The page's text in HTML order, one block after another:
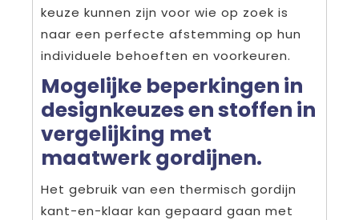
keuze kunnen zijn voor wie op zoek is
naar een perfecte afstemming op hun
individuele behoeften en voorkeuren.
Mogelijke beperkingen in
designkeuzes en stoffen in
vergelijking met
maatwerk gordijnen.
Het gebruik van een thermisch gordijn
kant-en-klaar kan gepaard gaan met